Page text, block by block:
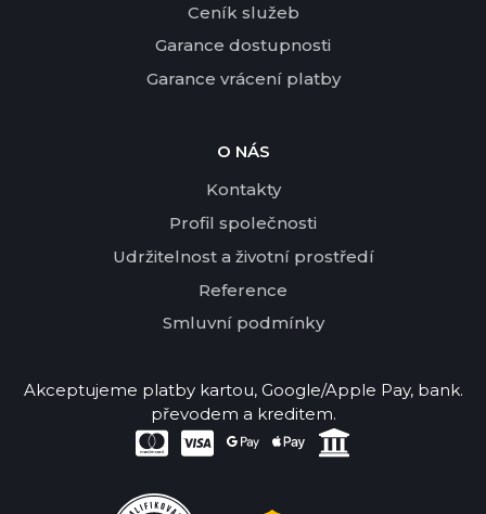
Ceník služeb
Garance dostupnosti
Garance vrácení platby
O NÁS
Kontakty
Profil společnosti
Udržitelnost a životní prostředí
Reference
Smluvní podmínky
Akceptujeme platby kartou, Google/Apple Pay, bank.
převodem a kreditem.